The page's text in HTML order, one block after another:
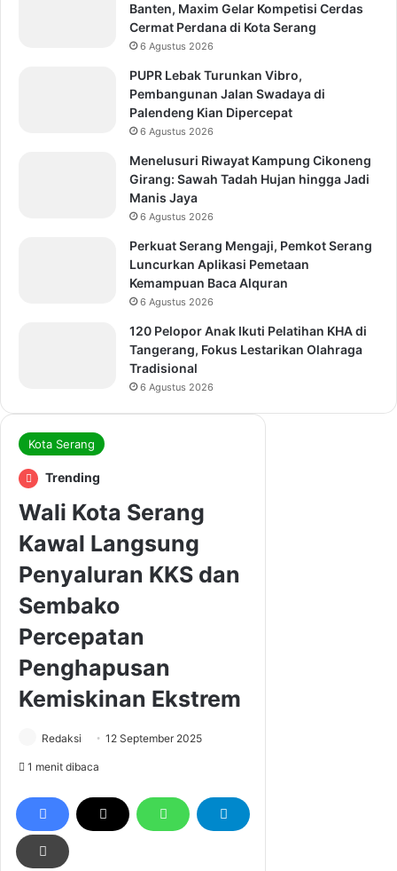
Banten, Maxim Gelar Kompetisi Cerdas
Cermat Perdana di Kota Serang
6 Agustus 2026
PUPR Lebak Turunkan Vibro,
Pembangunan Jalan Swadaya di
Palendeng Kian Dipercepat
6 Agustus 2026
Menelusuri Riwayat Kampung Cikoneng
Girang: Sawah Tadah Hujan hingga Jadi
Manis Jaya
6 Agustus 2026
Perkuat Serang Mengaji, Pemkot Serang
Luncurkan Aplikasi Pemetaan
Kemampuan Baca Alquran
6 Agustus 2026
120 Pelopor Anak Ikuti Pelatihan KHA di
Tangerang, Fokus Lestarikan Olahraga
Tradisional
6 Agustus 2026